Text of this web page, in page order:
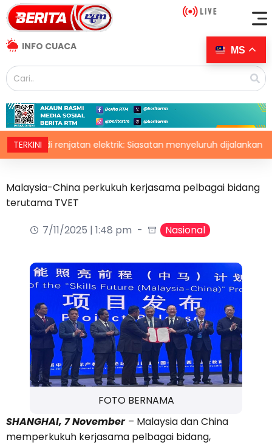
INFO CUACA
TERKINI
renjatan elektrik: Siasatan menyeluruh dijalankan
Malaysia-China perkukuh kerjasama pelbagai bidang
terutama TVET
7/11/2025 | 1:48 pm
Nasional
FOTO BERNAMA
SHANGHAI, 7 November – Malaysia dan China
memperkukuh kerjasama pelbagai bidang,
MS